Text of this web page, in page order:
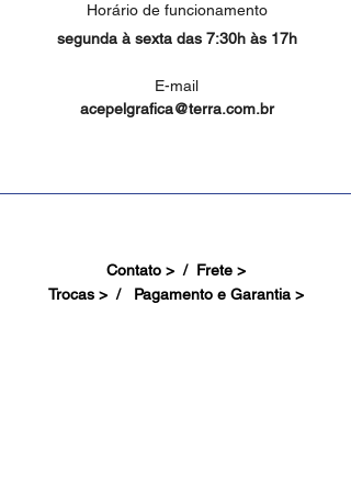
Horário de funcionamento
segunda à sexta das 7:30h às 17h
E-mail
acepelgrafica@terra.com.br
Contato > / Frete >
Trocas > / Pagamento e Garantia >